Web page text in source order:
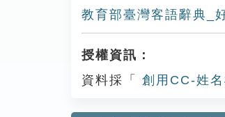
教育部臺灣客語辭典_
授權資訊：
資料採「
創用CC-姓